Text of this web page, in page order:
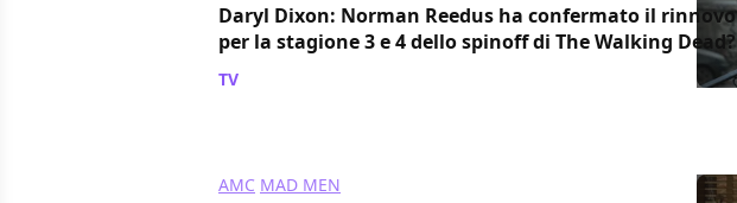
Daryl Dixon: Norman Reedus ha confermato il rinnovo
per la stagione 3 e 4 dello spinoff di The Walking Dead?
TV
AMC MAD MEN